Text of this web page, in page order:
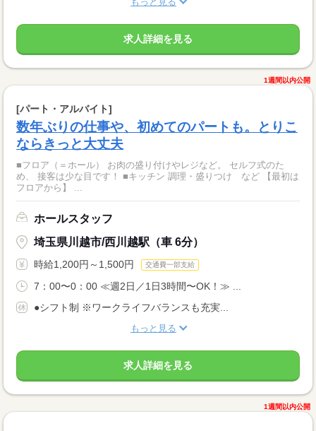
求人詳細を見る
1週間以内公開
[パート・アルバイト]
数年ぶりの仕事や、初めてのパートも。とりこ
ならきっと大丈夫
■フロア（＝ホール） お肉の盛り付けやレジなど。 セルフ式のた
め、 接客は少な目です！ ■キッチン 調理・盛りつけ など 【最初は
フロアから】 ...
ホールスタッフ
埼玉県川越市/西川越駅（車 6分）
時給1,200円～1,500円 交通費一部支給
7：00〜0：00 ≪週2日／1日3時間〜OK！≫ ...
●シフト制 ※ワークライフバランスも充実...
もっと見る
求人詳細を見る
1週間以内公開